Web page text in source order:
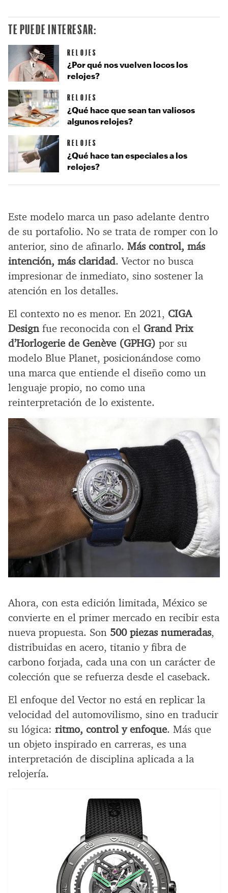
Este modelo marca un paso adelante dentro
de su portafolio. No se trata de romper con lo
anterior, sino de afinarlo. Más control, más
intención, más claridad. Vector no busca
impresionar de inmediato, sino sostener la
atención en los detalles.
El contexto no es menor. En 2021, CIGA
Designfue reconocida con el Grand Prix
d’Horlogerie de Genève (GPHG) por su
modelo Blue Planet, posicionándose como
una marca que entiende el diseño como un
lenguaje propio, no como una
reinterpretación de lo existente.
Ahora, con esta edición limitada, México se
convierte en el primer mercado en recibir esta
nueva propuesta. Son 500 piezas numeradas,
distribuidas en acero, titanio y fibra de
carbono forjada, cada una con un carácter de
colección que se refuerza desde el caseback.
El enfoque del Vector no está en replicar la
velocidad del automovilismo, sino en traducir
su lógica: ritmo, control y enfoque. Más que
un objeto inspirado en carreras, es una
interpretación de disciplina aplicada a la
relojería.
TE PUEDE INTERESAR:
RELOJES
¿Por qué nos vuelven locos los
relojes?
RELOJES
¿Qué hace que sean tan valiosos
algunos relojes?
RELOJES
¿Qué hace tan especiales a los
relojes?